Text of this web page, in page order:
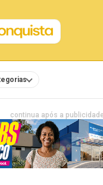
continua após a publicidade